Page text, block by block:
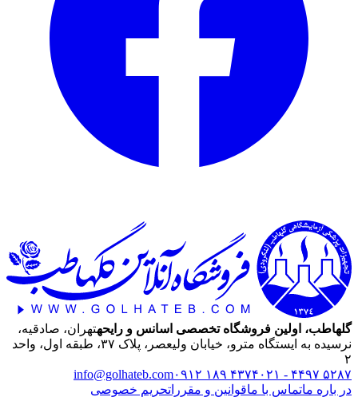
گلهاطب، اولین فروشگاه تخصصی اسانس و رایحهتهران، صادقیه،
نرسیده به ایستگاه مترو، خیابان ولیعصر، پلاک ۳۷، طبقه اول، واحد
۲
۰۲۱ - ۴۴۹۷ ۵۲۸۷ ۰۹۱۲ ۱۸۹ ۴۳۷۴info@golhateb.com
در باره ماتماس با ماقوانین و مقرراتحریم خصوصی